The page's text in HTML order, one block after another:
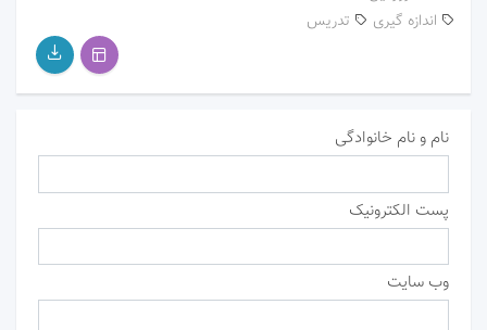
اندازه گیری
تدریس
نام و نام خانوادگی
پست الکترونیک
وب سایت